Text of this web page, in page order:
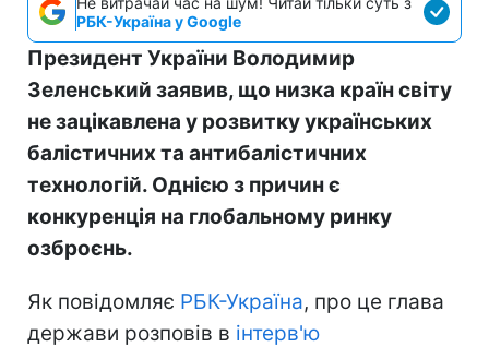
РБК-Україна у Google
Президент України Володимир
Зеленський заявив, що низка країн світу
не зацікавлена у розвитку українських
балістичних та антибалістичних
технологій. Однією з причин є
конкуренція на глобальному ринку
озброєнь.
Як повідомляє РБК-Україна, про це глава
держави розповів в інтерв'ю